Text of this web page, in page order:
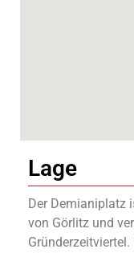
Lage
Der Demianiplatz
von Görlitz und